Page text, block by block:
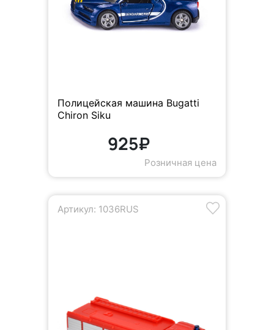
Полицейская машина Bugatti
Chiron Siku
925₽
Розничная цена
Артикул: 1036RUS